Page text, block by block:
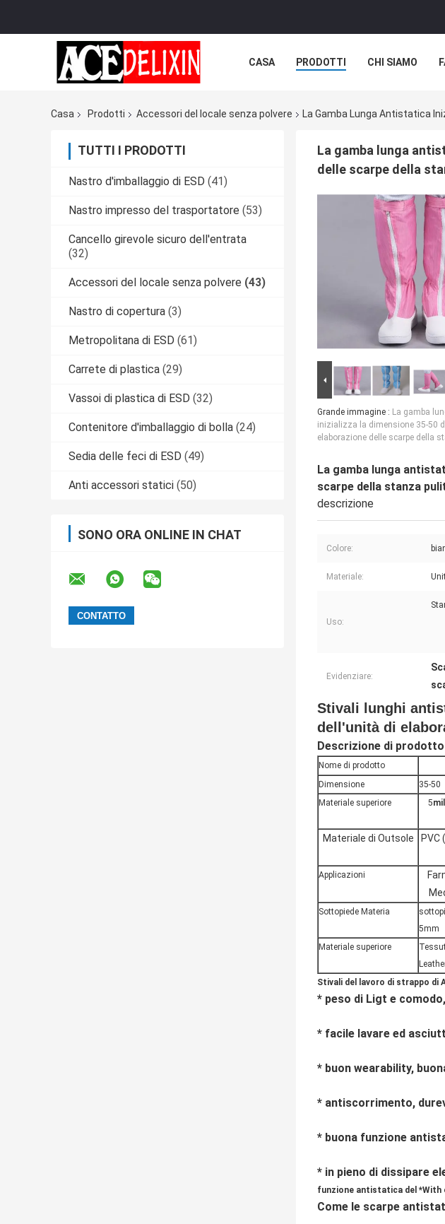
CASA PRODOTTI CHI SIAMO
Casa Prodotti Accessori del locale senza polvere La Gamba Lunga Antistatica
TUTTI I PRODOTTI
Nastro d'imballaggio di ESD (41)
Nastro impresso del trasportatore (53)
Cancello girevole sicuro dell'entrata
(32)
Accessori del locale senza polvere (43)
Nastro di copertura (3)
Metropolitana di ESD (61)
Carrete di plastica (29)
Vassoi di plastica di ESD (32)
Contenitore d'imballaggio di bolla (24)
Sedia delle feci di ESD (49)
Anti accessori statici (50)
SONO ORA ONLINE IN CHAT
La gamba lunga
delle scarpe della
Grande immagine : La gamba
inizializza la dimensione 35-50
elaborazione delle scarpe della
La gamba lunga
scarpe della stanza
descrizione
Colore:
Materiale:
Uso:
Evidenziare:
Stivali lunghi
dell'unità di
Descrizione di prodotto
Nome di prodotto
Dimensione
35-50
Materiale superiore
5
Materiale di Outsole
PVC
Applicazioni
Sottopiede Materia
5mm
Materiale superiore
Stivali del lavoro di strappo di
* peso di Ligt e
* facile lavare ed
* buon wearability,
* antiscorrimento,
* buona funzione
* in pieno di dissipare
funzione antistatica del *With
Come le scarpe